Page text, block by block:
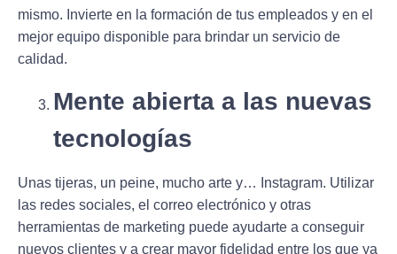
mismo. Invierte en la formación de tus empleados y en el
mejor equipo disponible para brindar un servicio de
calidad.
Mente abierta a las nuevas
tecnologías
Unas tijeras, un peine, mucho arte y… Instagram. Utilizar
las redes sociales, el correo electrónico y otras
herramientas de marketing puede ayudarte a conseguir
nuevos clientes y a crear mayor fidelidad entre los que ya